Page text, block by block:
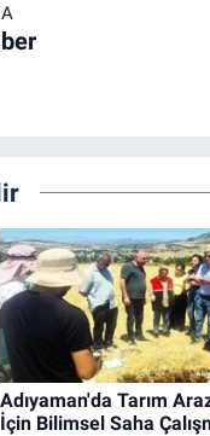
Adıyaman'da Tarım
İçin Bilimsel Saha